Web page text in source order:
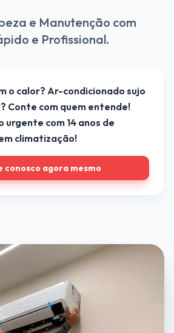
e Manutenção com
e Profissional.
o calor? Ar-condicionado sujo
Conte com quem entende!
com 14 anos de
climatização!
conosco agora mesmo